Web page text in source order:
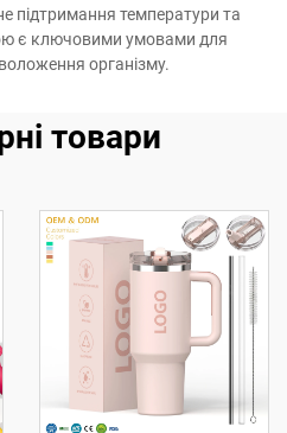
підтримання температури та
є ключовими умовами для
організму.
товари